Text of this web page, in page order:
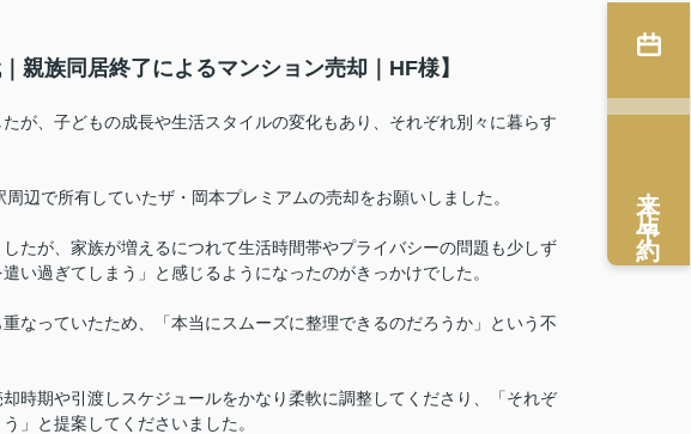
親族同居終了によるマンション売却｜HF様】
が、子どもの成長や生活スタイルの変化もあり、それぞれ別々に暮らす
辺で所有していたザ・岡本プレミアムの売却をお願いしました。
たが、家族が増えるにつれて生活時間帯やプライバシーの問題も少しず
い過ぎてしまう」と感じるようになったのがきっかけでした。
なっていたため、「本当にスムーズに整理できるのだろうか」という不
時期や引渡しスケジュールをかなり柔軟に調整してくださり、「それぞ
」と提案してくださいました。
来店予約